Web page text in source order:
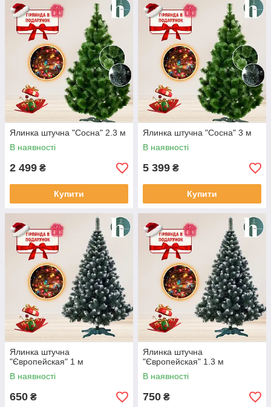
Ялинка штучна "Сосна" 2.3 м
В наявності
2 499 ₴
Купити
Ялинка штучна "Сосна" 3 м
В наявності
5 399 ₴
Купити
Ялинка штучна
"Європейская" 1 м
В наявності
650 ₴
Ялинка штучна
"Європейская" 1.3 м
В наявності
750 ₴